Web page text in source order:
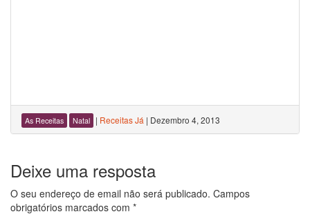
As Receitas Natal | Receitas Já | Dezembro 4, 2013
Deixe uma resposta
O seu endereço de email não será publicado. Campos
obrigatórios marcados com *